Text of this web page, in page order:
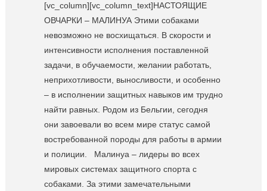
[vc_column][vc_column_text]НАСТОЯЩИЕ
ОВЧАРКИ – МАЛИНУА Этими собаками
невозможно не восхищаться. В скорости и
интенсивности исполнения поставленной
задачи, в обучаемости, желании работать,
неприхотливости, выносливости, и особенно
– в исполнении защитных навыков им трудно
найти равных. Родом из Бельгии, сегодня
они завоевали во всем мире статус самой
востребованной породы для работы в армии
и полиции. Малинуа – лидеры во всех
мировых системах защитного спорта с
собаками. За этими замечательными